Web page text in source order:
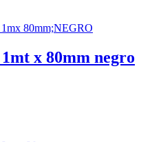
x 80mm negro